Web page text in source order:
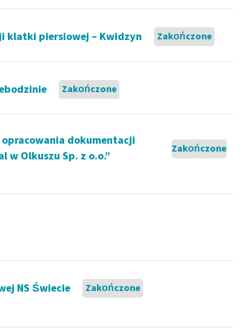
klatki piersiowej – Kwidzyn Zakończone
Zakończone
dokumentacji
Olkuszu Sp. z o.o.”
Zakończone
NS Świecie
Zakończone